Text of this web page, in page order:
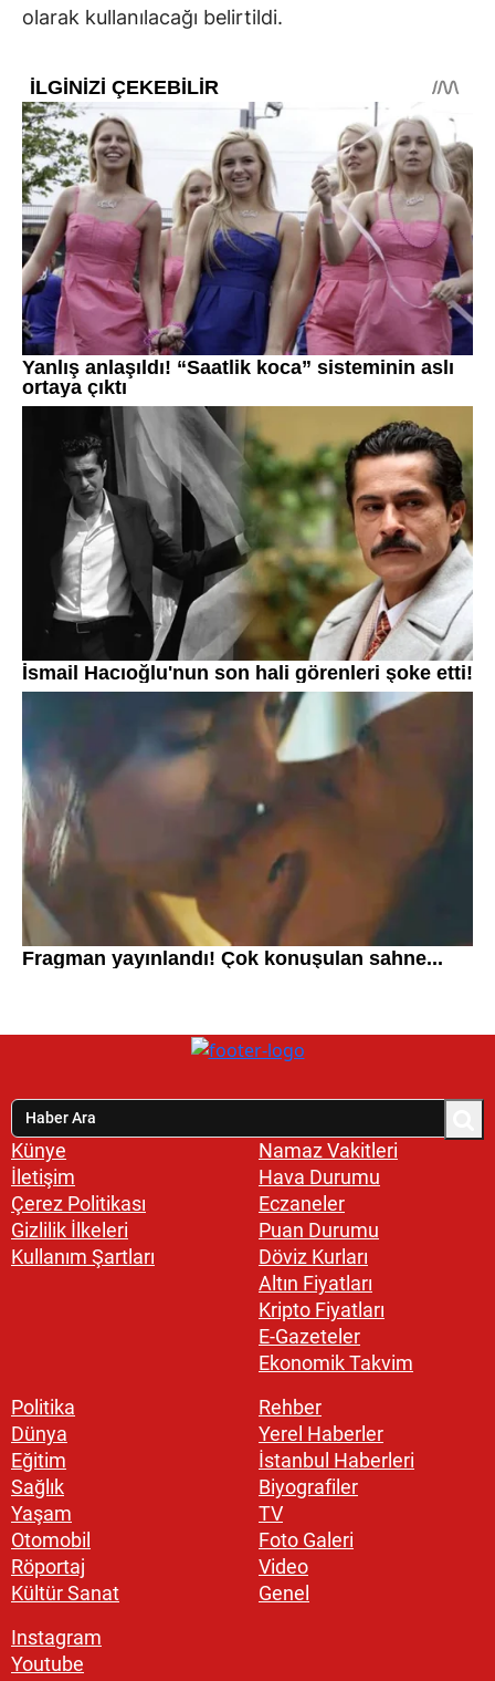
olarak kullanılacağı belirtildi.
Künye
İletişim
Çerez Politikası
Gizlilik İlkeleri
Kullanım Şartları
Namaz Vakitleri
Hava Durumu
Eczaneler
Puan Durumu
Döviz Kurları
Altın Fiyatları
Kripto Fiyatları
E-Gazeteler
Ekonomik Takvim
Politika
Dünya
Eğitim
Sağlık
Yaşam
Otomobil
Röportaj
Kültür Sanat
Rehber
Yerel Haberler
İstanbul Haberleri
Biyografiler
TV
Foto Galeri
Video
Genel
Instagram
Youtube